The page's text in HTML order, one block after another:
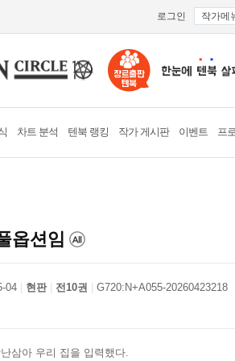
로그인 작가메
차트 분석 텐북 랭킹 작가 게시판 이벤트 프
옵션임
04 현판 전10권 G720:N+A055-20260423218
삼아 우리 집을 입력했다.